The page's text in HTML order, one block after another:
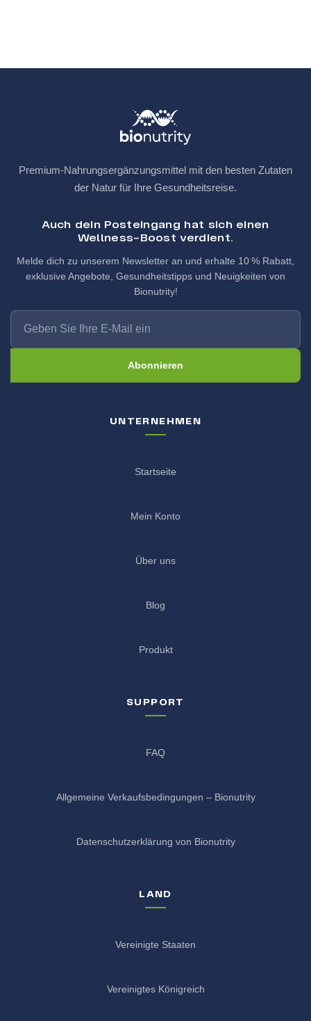
Premium-Nahrungsergänzungsmittel mit den besten Zutaten
der Natur für Ihre Gesundheitsreise.
Auch dein Posteingang hat sich einen
Wellness-Boost verdient.
Melde dich zu unserem Newsletter an und erhalte 10 % Rabatt,
exklusive Angebote, Gesundheitstipps und Neuigkeiten von
Bionutrity!
Abonnieren
UNTERNEHMEN
Startseite
Mein Konto
Über uns
Blog
Produkt
SUPPORT
FAQ
Allgemeine Verkaufsbedingungen – Bionutrity
Datenschutzerklärung von Bionutrity
LAND
Vereinigte Staaten
Vereinigtes Königreich